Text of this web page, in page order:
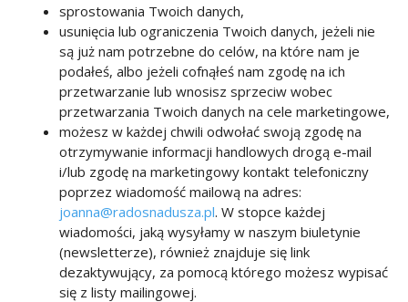
sprostowania Twoich danych,
usunięcia lub ograniczenia Twoich danych, jeżeli nie
są już nam potrzebne do celów, na które nam je
podałeś, albo jeżeli cofnąłeś nam zgodę na ich
przetwarzanie lub wnosisz sprzeciw wobec
przetwarzania Twoich danych na cele marketingowe,
możesz w każdej chwili odwołać swoją zgodę na
otrzymywanie informacji handlowych drogą e-mail
i/lub zgodę na marketingowy kontakt telefoniczny
poprzez wiadomość mailową na adres:
joanna@radosnadusza.pl. W stopce każdej
wiadomości, jaką wysyłamy w naszym biuletynie
(newsletterze), również znajduje się link
dezaktywujący, za pomocą którego możesz wypisać
się z listy mailingowej.